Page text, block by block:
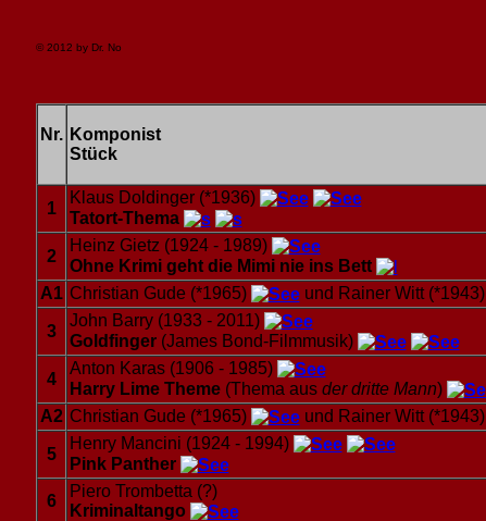
© 2012 by Dr. No
Nr. Komponist
Stück
1
Klaus Doldinger (*1936)
Tatort-Thema
2
Heinz Gietz (1924 - 1989)
Ohne Krimi geht die Mimi nie ins Bett
A1 Christian Gude (*1965) und Rainer Witt (*1943)
3
John Barry (1933 - 2011)
Goldfinger(James Bond-Filmmusik)
4
Anton Karas (1906 - 1985)
Harry Lime Theme (Thema aus der dritte Mann)
A2 Christian Gude (*1965) und Rainer Witt (*1943)
5
Henry Mancini (1924 - 1994)
Pink Panther
6
Piero Trombetta (?)
Kriminaltango